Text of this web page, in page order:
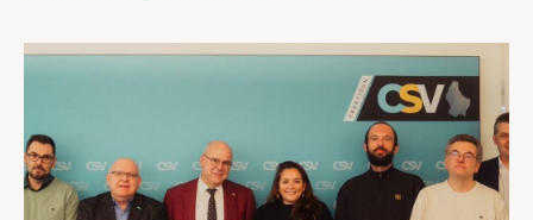
Assistance en vie privée
Développement professionnel